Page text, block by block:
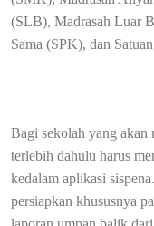
(SLB), Madrasah Luar
Sama (SPK), dan
Bagi sekolah yang akan
terlebih dahulu harus
kedalam aplikasi
persiapkan khususnya